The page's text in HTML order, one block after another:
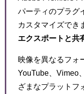
パーティのプラグ
カスタマイズでき
エクスポートと共
映像を異なるフォ
YouTube、Vimeo
ざまなプラットフ